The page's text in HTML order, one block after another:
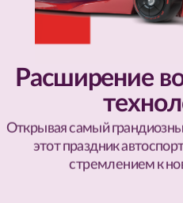
Расширение
Открывая самый
этот праздник
стремлением к